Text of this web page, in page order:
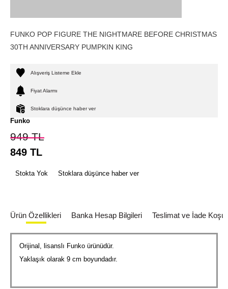
FUNKO POP FIGURE THE NIGHTMARE BEFORE CHRISTMAS
30TH ANNIVERSARY PUMPKIN KING
Alışveriş Listeme Ekle
Fiyat Alarmı
Stoklara düşünce haber ver
Funko
949TL
849 TL
Stokta Yok Stoklara düşünce haber ver
Ürün Özellikleri Banka Hesap Bilgileri Teslimat ve İade
Orijinal, lisanslı Funko ürünüdür.
Yaklaşık olarak 9 cm boyundadır.